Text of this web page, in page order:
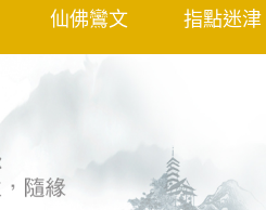
仙佛鸞文 指點迷津